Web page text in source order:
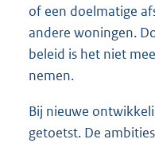
of een doelmatige
andere woningen.
beleid is het niet
nemen.
Bij nieuwe
getoetst. De